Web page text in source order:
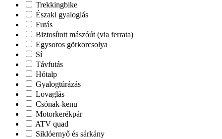
Trekkingbike
Északi gyaloglás
Futás
Biztosított mászóút (via ferrata)
Egysoros görkorcsolya
Sí
Távfutás
Hótalp
Gyalogtúrázás
Lovaglás
Csónak-kenu
Motorkerékpár
ATV quad
Siklóernyő és sárkány